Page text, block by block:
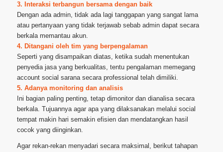
3. Interaksi terbangun bersama dengan baik
Dengan ada admin, tidak ada lagi tanggapan yang sangat lama
atau pertanyaan yang tidak terjawab sebab admin dapat secara
berkala memantau akun.
4. Ditangani oleh tim yang berpengalaman
Seperti yang disampaikan diatas, ketika sudah menentukan
penyedia jasa yang berkualitas, tentu pengalaman memegang
account social sarana secara professional telah dimiliki.
5. Adanya monitoring dan analisis
Ini bagian paling penting, tetap dimonitor dan dianalisa secara
berkala. Tujuannya agar apa yang dilaksanakan melalui social
tempat makin hari semakin efisien dan mendatangkan hasil
cocok yang diinginkan.
Agar rekan-rekan menyadari secara maksimal, berikut tahapan